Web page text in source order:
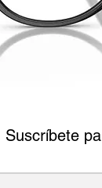
Suscríbete